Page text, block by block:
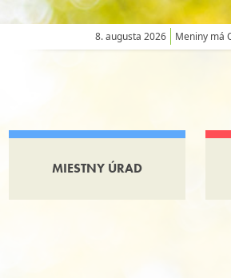
8. augusta 2026 Meniny má
MIESTNY ÚRAD